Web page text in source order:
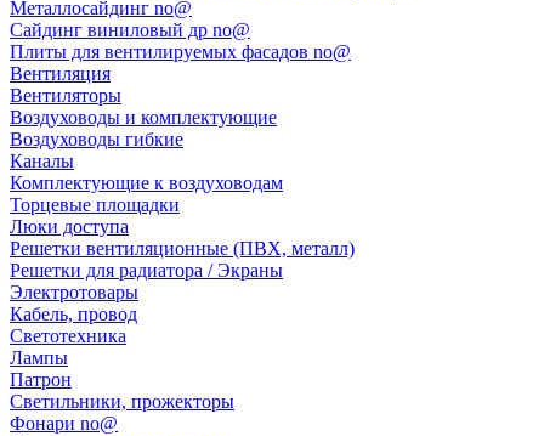
Металлосайдинг no@
Сайдинг виниловый др no@
Плиты для вентилируемых фасадов no@
Вентиляция
Вентиляторы
Воздуховоды и комплектующие
Воздуховоды гибкие
Каналы
Комплектующие к воздуховодам
Торцевые площадки
Люки доступа
Решетки вентиляционные (ПВХ, металл)
Решетки для радиатора / Экраны
Электротовары
Кабель, провод
Светотехника
Лампы
Патрон
Светильники, прожекторы
Фонари no@